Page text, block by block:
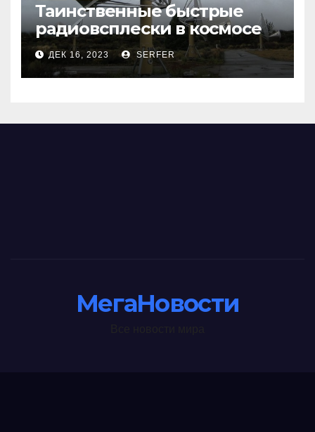
Таинственные быстрые
радиовсплески в космосе
сделались все более
странными
ДЕК 16, 2023 SERFER
МегаНовости